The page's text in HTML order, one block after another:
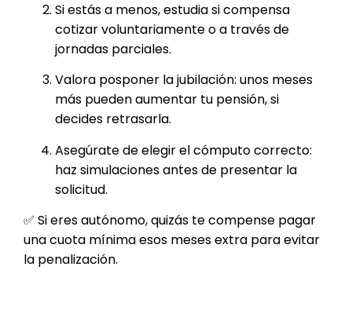
Si estás a menos, estudia si compensa
cotizar voluntariamente o a través de
jornadas parciales.
Valora posponer la jubilación: unos meses
más pueden aumentar tu pensión, si
decides retrasarla.
Asegúrate de elegir el cómputo correcto:
haz simulaciones antes de presentar la
solicitud.
✅ Si eres autónomo, quizás te compense pagar
una cuota mínima esos meses extra para evitar
la penalización.